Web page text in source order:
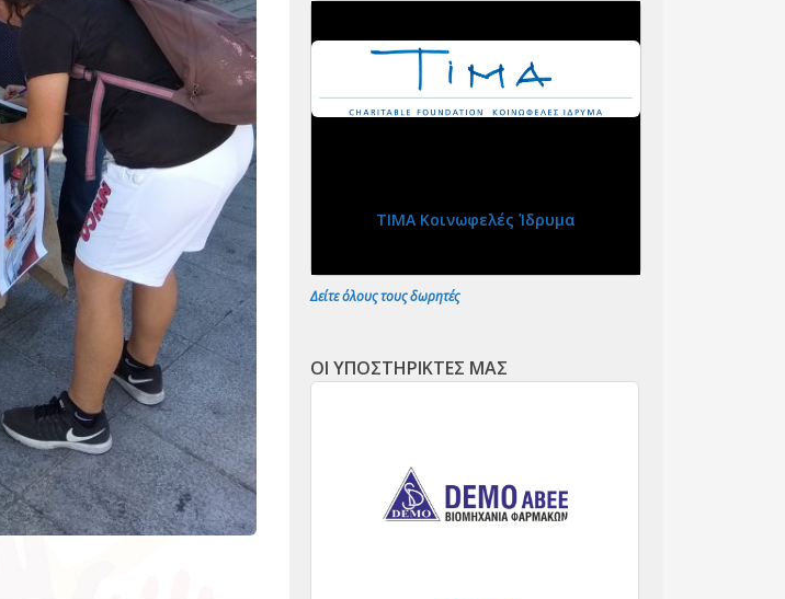
ΤΙΜΑ Κοινωφελές Ίδρυμα
Δείτε όλους τους δωρητές
ΟΙ ΥΠΟΣΤΗΡΙΚΤΕΣ ΜΑΣ